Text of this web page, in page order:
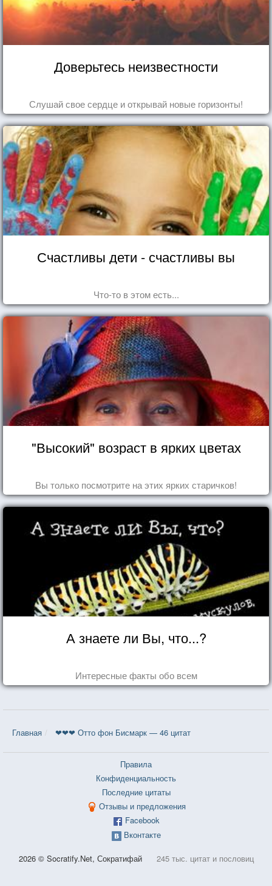
Доверьтесь неизвестности
Слушай свое сердце и открывай новые горизонты!
Счастливы дети - счастливы вы
Что-то в этом есть...
"Высокий" возраст в ярких цветах
Вы только посмотрите на этих ярких старичков!
А знаете ли Вы, что...?
Интересные факты обо всем
Главная ❤❤❤ Отто фон Бисмарк — 46 цитат
Правила
Конфиденциальность
Последние цитаты
Отзывы и предложения
Facebook
Вконтакте
2026 © Socratify.Net, Сократифай 245 тыс. цитат и пословиц